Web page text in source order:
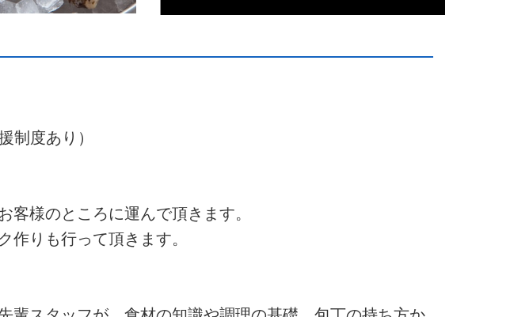
制度あり）
様のところに運んで頂きます。
りも行って頂きます。